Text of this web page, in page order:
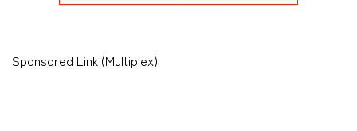
Sponsored Link (Multiplex)